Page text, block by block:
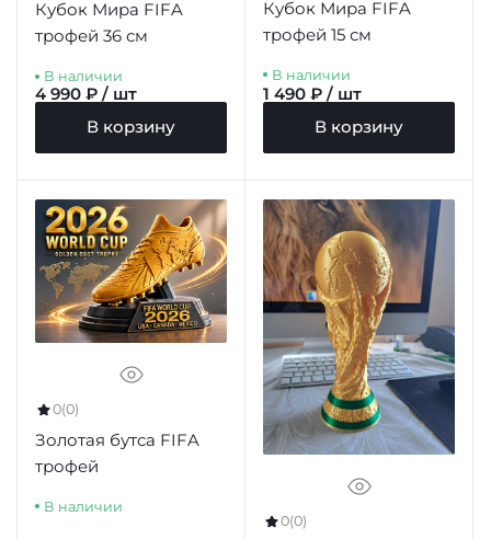
Кубок Мира FIFA
трофей 36 см
В наличии
4 990 ₽ / шт
В корзину
Кубок Мира FIFA
трофей 15 см
В наличии
1 490 ₽ / шт
В корзину
0(0)
Золотая бутса FIFA
трофей
В наличии
0(0)